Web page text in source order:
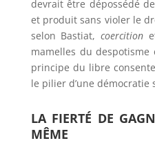
devrait être dépossédé
et produit sans violer le
selon Bastiat, coercition
mamelles du
principe du libre
le pilier d’une
LA FIERTÉ DE
MÊME